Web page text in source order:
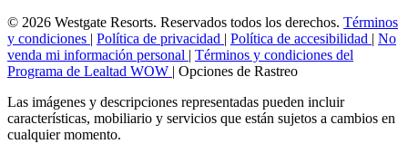
© 2026 Westgate Resorts. Reservados todos los derechos. Términos
y condiciones | Política de privacidad | Política de accesibilidad | No
venda mi información personal | Términos y condiciones del
Programa de Lealtad WOW | Opciones de Rastreo
Las imágenes y descripciones representadas pueden incluir
características, mobiliario y servicios que están sujetos a cambios en
cualquier momento.